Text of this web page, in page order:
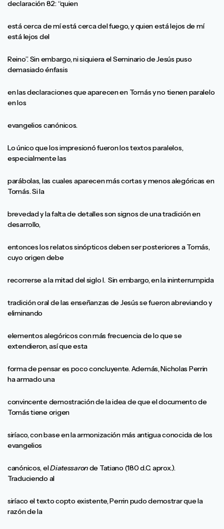
declaración 82: “quien
está cerca de mí está cerca del fuego, y quien está lejos de mí
está lejos del
Reino”. Sin embargo, ni siquiera el Seminario de Jesús puso
demasiado énfasis
en las declaraciones que aparecen en Tomás y no tienen paralelo
en los
evangelios canónicos.
Lo único que los impresionó fueron los textos paralelos,
especialmente las
parábolas, las cuales aparecen más cortas y menos alegóricas en
Tomás. Si la
brevedad y la falta de detalles son signos de una tradición en
desarrollo,
entonces los relatos sinópticos deben ser posteriores a Tomás,
cuyo origen debe
recorrerse a la mitad del siglo I. Sin embargo, en la ininterrumpida
tradición oral de las enseñanzas de Jesús se fueron abreviando y
eliminando
elementos alegóricos con más frecuencia de lo que se
extendieron, así que esta
forma de pensar es poco concluyente. Además, Nicholas Perrin
ha armado una
convincente demostración de la idea de que el documento de
Tomás tiene origen
siríaco, con base en la armonización más antigua conocida de los
evangelios
canónicos, elDiatessaronde Tatiano (180 d.C. aprox.).
Traduciendo al
siríaco el texto copto existente, Perrin pudo demostrar que la
razón de la